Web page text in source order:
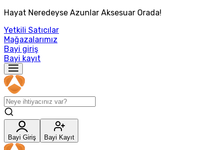
Hayat Neredeyse Azunlar Aksesuar Orada!
Yetkili Satıcılar
Mağazalarımız
Bayi giriş
Bayi kayıt
Bayi Giriş Bayi Kayıt